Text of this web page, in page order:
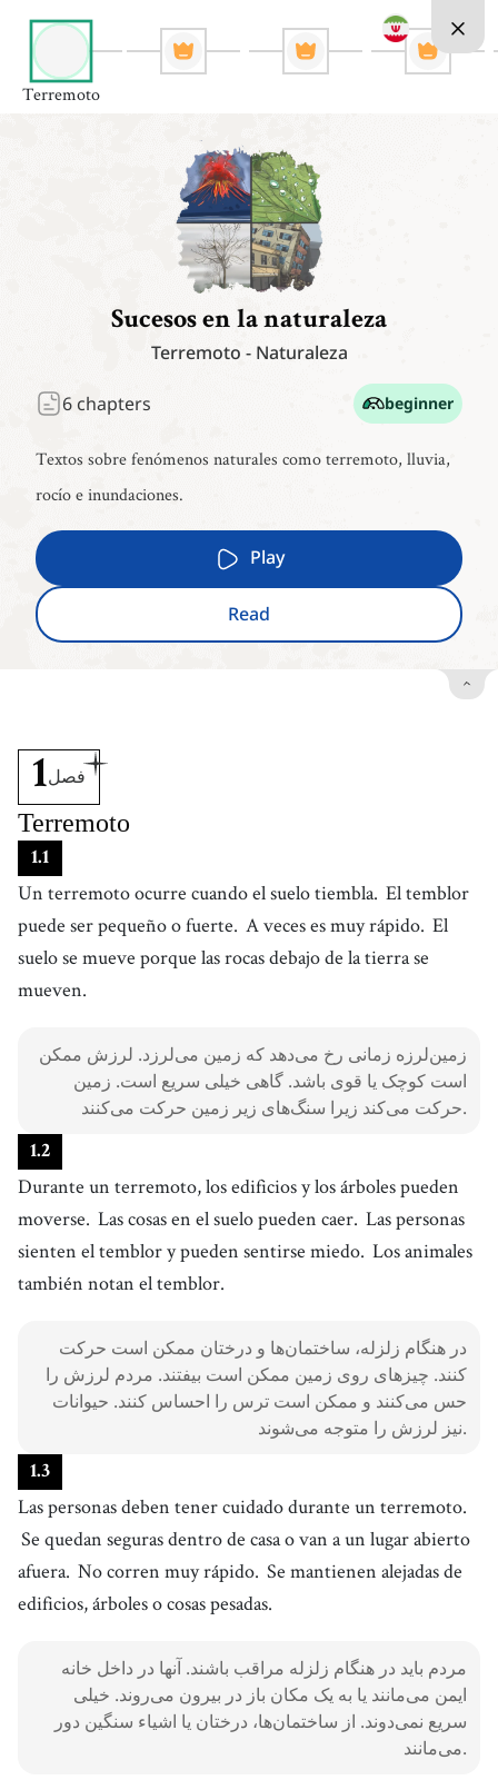
Terremoto
Sucesos en la naturaleza
Terremoto - Naturaleza
6 chapters beginner
Textos sobre fenómenos naturales como terremoto, lluvia,
rocío e inundaciones.
Play
Read
1فصل
Terremoto
1.1
Un terremoto ocurre cuando el suelo tiembla. El temblor
puede ser pequeño o fuerte. A veces es muy rápido. El
suelo se mueve porque las rocas debajo de la tierra se
mueven.
زمین‌لرزه زمانی رخ می‌دهد که زمین می‌لرزد. لرزش ممکن
است کوچک یا قوی باشد. گاهی خیلی سریع است. زمین
حرکت می‌کند زیرا سنگ‌های زیر زمین حرکت می‌کنند.
1.2
Durante un terremoto, los edificios y los árboles pueden
moverse. Las cosas en el suelo pueden caer. Las personas
sienten el temblor y pueden sentirse miedo. Los animales
también notan el temblor.
در هنگام زلزله، ساختمان‌ها و درختان ممکن است حرکت
کنند. چیزهای روی زمین ممکن است بیفتند. مردم لرزش را
حس می‌کنند و ممکن است ترس را احساس کنند. حیوانات
نیز لرزش را متوجه می‌شوند.
1.3
Las personas deben tener cuidado durante un terremoto.
Se quedan seguras dentro de casa o van a un lugar abierto
afuera. No corren muy rápido. Se mantienen alejadas de
edificios, árboles o cosas pesadas.
مردم باید در هنگام زلزله مراقب باشند. آنها در داخل خانه
ایمن می‌مانند یا به یک مکان باز در بیرون می‌روند. خیلی
سریع نمی‌دوند. از ساختمان‌ها، درختان یا اشیاء سنگین دور
می‌مانند.